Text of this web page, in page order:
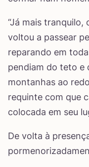
“Já mais tranquilo,
voltou a passear
reparando em
pendiam do teto e
montanhas ao
requinte com que
colocada em seu
De volta à